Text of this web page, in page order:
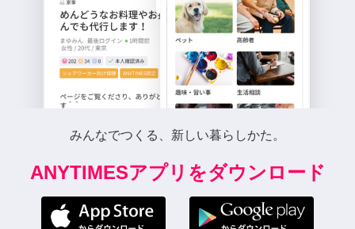
みんなでつくる、新しい暮らしかた。
ANYTIMESアプリをダウンロード